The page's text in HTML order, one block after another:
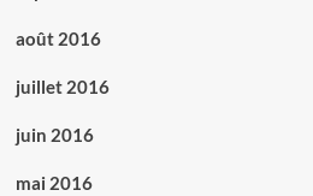
août 2016
juillet 2016
juin 2016
mai 2016